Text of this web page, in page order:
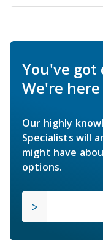
You've got
We're
Our highly
Specialists will
might have
options.